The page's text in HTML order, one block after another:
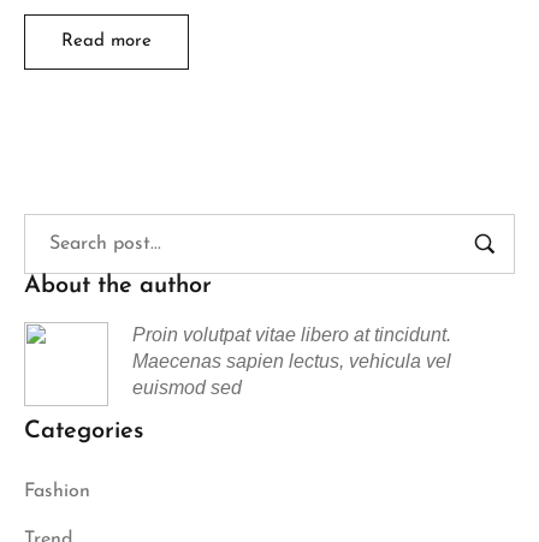
Read more
About the author
Proin volutpat vitae libero at tincidunt.
Maecenas sapien lectus, vehicula vel
euismod sed
Categories
Fashion